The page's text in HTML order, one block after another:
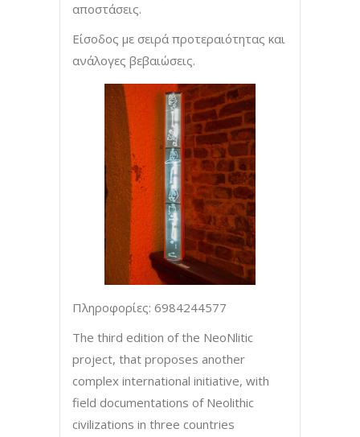
αποστάσεις.
Είσοδος με σειρά προτεραιότητας και
ανάλογες βεβαιώσεις.
Πληροφορίες: 6984244577
The third edition of the NeoNlitic
project, that proposes another
complex international initiative, with
field documentations of Neolithic
civilizations in three countries